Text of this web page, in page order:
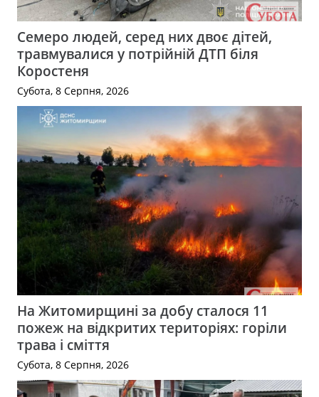
Семеро людей, серед них двоє дітей,
травмувалися у потрійній ДТП біля
Коростеня
Субота, 8 Серпня, 2026
На Житомирщині за добу сталося 11
пожеж на відкритих територіях: горіли
трава і сміття
Субота, 8 Серпня, 2026